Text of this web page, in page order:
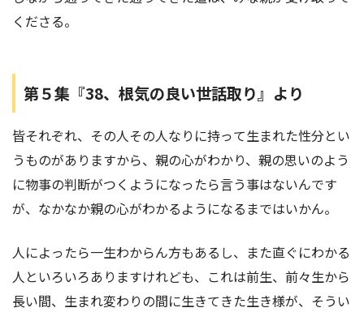
くださる。
第５集『38、 根気の良い世話取り』より
皆それぞれ、その人その人なりに持って生まれた性分とい
うものがありますから、親の心がわかり、親の思いのよう
に物事の判断がつくようになったら言う事はないんです
が、なかなか親の心がわかるようになるまではいかん。
人によったら一生わからん方もあるし、また直ぐにわかる
人といろいろありますけれども、これは前生、前々生から
長い間、生まれ変わりの間に生きてきた生き様が、そうい